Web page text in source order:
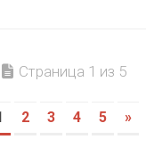
Страница 1 из 5
2 3 4 5 »